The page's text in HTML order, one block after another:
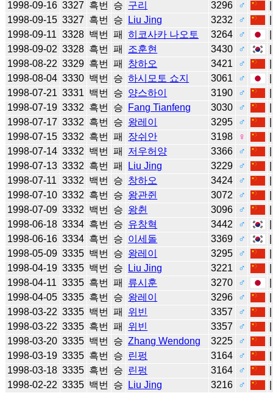
1998-09-16 3327 흑번 승 구리 3296 ♂
1998-09-15 3327 흑번 승 Liu Jing 3232 ♂
1998-09-11 3328 백번 패 히코사카 나오토 3264 ♂
1998-09-02 3328 흑번 패 조훈현 3430 ♂
1998-08-22 3329 흑번 패 창하오 3421 ♂
1998-08-04 3330 백번 승 하시모토 쇼지 3061 ♂
1998-07-21 3331 백번 승 양스하이 3190 ♂
1998-07-19 3332 흑번 승 Fang Tianfeng 3030 ♂
1998-07-17 3332 흑번 승 왕레이 3295 ♂
1998-07-15 3332 흑번 패 장쉬안 3198 ♀
1998-07-14 3332 백번 패 저우허양 3366 ♂
1998-07-13 3332 흑번 패 Liu Jing 3229 ♂
1998-07-11 3332 백번 승 창하오 3424 ♂
1998-07-10 3332 흑번 승 왕관쥔 3072 ♂
1998-07-09 3332 백번 승 왕췬 3096 ♂
1998-06-18 3334 흑번 승 유창혁 3442 ♂
1998-06-16 3334 흑번 승 이세돌 3369 ♂
1998-05-09 3335 백번 승 왕레이 3295 ♂
1998-04-19 3335 백번 승 Liu Jing 3221 ♂
1998-04-11 3335 흑번 패 류시훈 3270 ♂
1998-04-05 3335 흑번 승 왕레이 3296 ♂
1998-03-22 3335 백번 패 위빈 3357 ♂
1998-03-22 3335 흑번 패 위빈 3357 ♂
1998-03-20 3335 백번 승 Zhang Wendong 3225 ♂
1998-03-19 3335 흑번 승 린펑 3164 ♂
1998-03-18 3335 흑번 승 린펑 3164 ♂
1998-02-22 3335 백번 승 Liu Jing 3216 ♂